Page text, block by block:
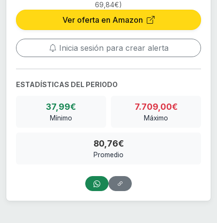
69,84€)
Ver oferta en Amazon
Inicia sesión para crear alerta
ESTADÍSTICAS DEL PERIODO
37,99€
Mínimo
7.709,00€
Máximo
80,76€
Promedio